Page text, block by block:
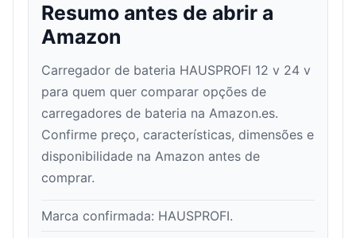
Resumo antes de abrir a
Amazon
Carregador de bateria HAUSPROFI 12 v 24 v
para quem quer comparar opções de
carregadores de bateria na Amazon.es.
Confirme preço, características, dimensões e
disponibilidade na Amazon antes de
comprar.
Marca confirmada: HAUSPROFI.